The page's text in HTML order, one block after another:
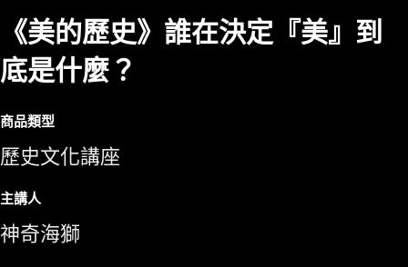
《美的歷史》誰在決定『美』到
底是什麼？
商品類型
歷史文化講座
主講人
神奇海獅